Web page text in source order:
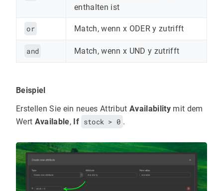
enthalten ist
or Match, wenn x ODER y zutrifft
and Match, wenn x UND y zutrifft
Beispiel
Erstellen Sie ein neues Attribut Availabilitymit dem
Wert Available, If stock > 0 .